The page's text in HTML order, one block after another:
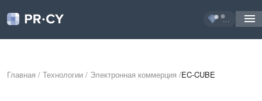
...
Главная / Технологии / Электронная коммерция /EC-CUBE